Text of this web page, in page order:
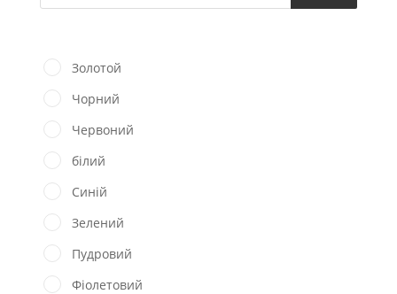
Золотой
Чорний
Червоний
білий
Синій
Зелений
Пудровий
Фіолетовий